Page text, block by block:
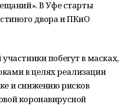
В Уфе старты
двора и ПКиО
побегут в масках,
в целях реализации
и снижению рисков
коронавирусной